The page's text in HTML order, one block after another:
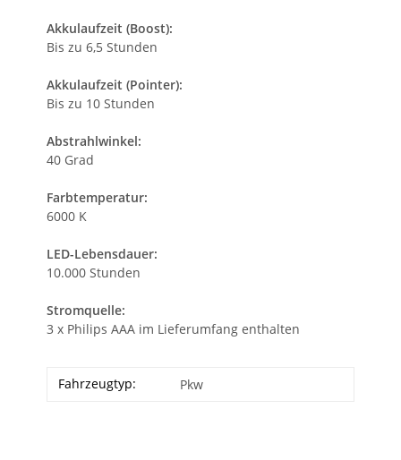
Akkulaufzeit (Boost):
Bis zu 6,5 Stunden
Akkulaufzeit (Pointer):
Bis zu 10 Stunden
Abstrahlwinkel:
40 Grad
Farbtemperatur:
6000 K
LED-Lebensdauer:
10.000 Stunden
Stromquelle:
3 x Philips AAA im Lieferumfang enthalten
Fahrzeugtyp: Pkw